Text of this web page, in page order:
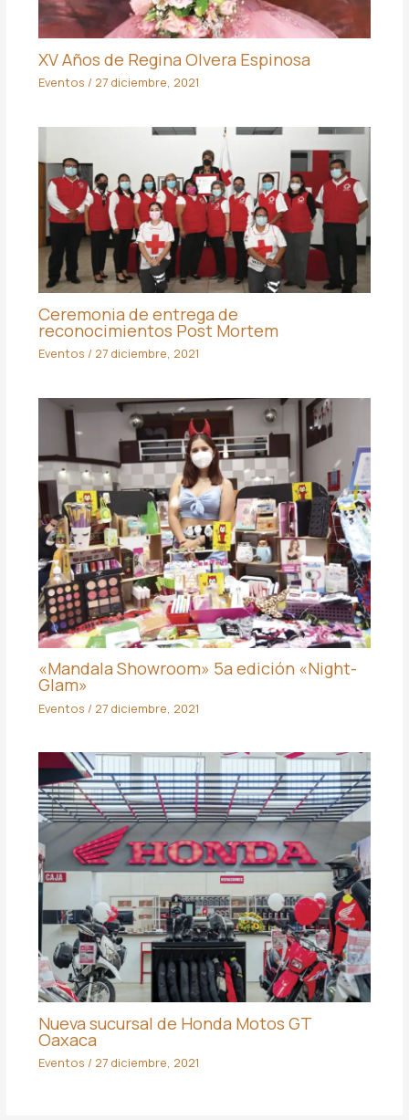
XV Años de Regina Olvera Espinosa
Eventos / 27 diciembre, 2021
Ceremonia de entrega de
reconocimientos Post Mortem
Eventos / 27 diciembre, 2021
«Mandala Showroom» 5a edición «Night-
Glam»
Eventos / 27 diciembre, 2021
Nueva sucursal de Honda Motos GT
Oaxaca
Eventos / 27 diciembre, 2021